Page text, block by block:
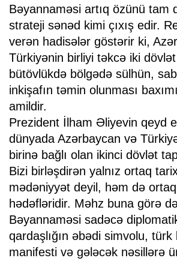
Bəyannaməsi artıq özünü tam
strateji sənəd kimi çıxış edir.
verən hadisələr göstərir ki,
Türkiyənin birliyi təkcə iki
bütövlükdə bölgədə sülhün,
inkişafın təmin olunması
amildir.
Prezident İlham Əliyevin qeyd
dünyada Azərbaycan və
birinə bağlı olan ikinci dövlət
Bizi birləşdirən yalnız ortaq
mədəniyyət deyil, həm də
hədəfləridir. Məhz buna görə
Bəyannaməsi sadəcə
qardaşlığın əbədi simvolu,
manifesti və gələcək nəsillərə